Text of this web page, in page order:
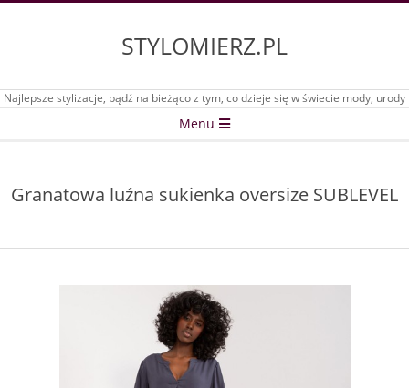
STYLOMIERZ.PL
Najlepsze stylizacje, bądź na bieżąco z tym, co dzieje się w świecie mody, urody
Menu
Granatowa luźna sukienka oversize SUBLEVEL